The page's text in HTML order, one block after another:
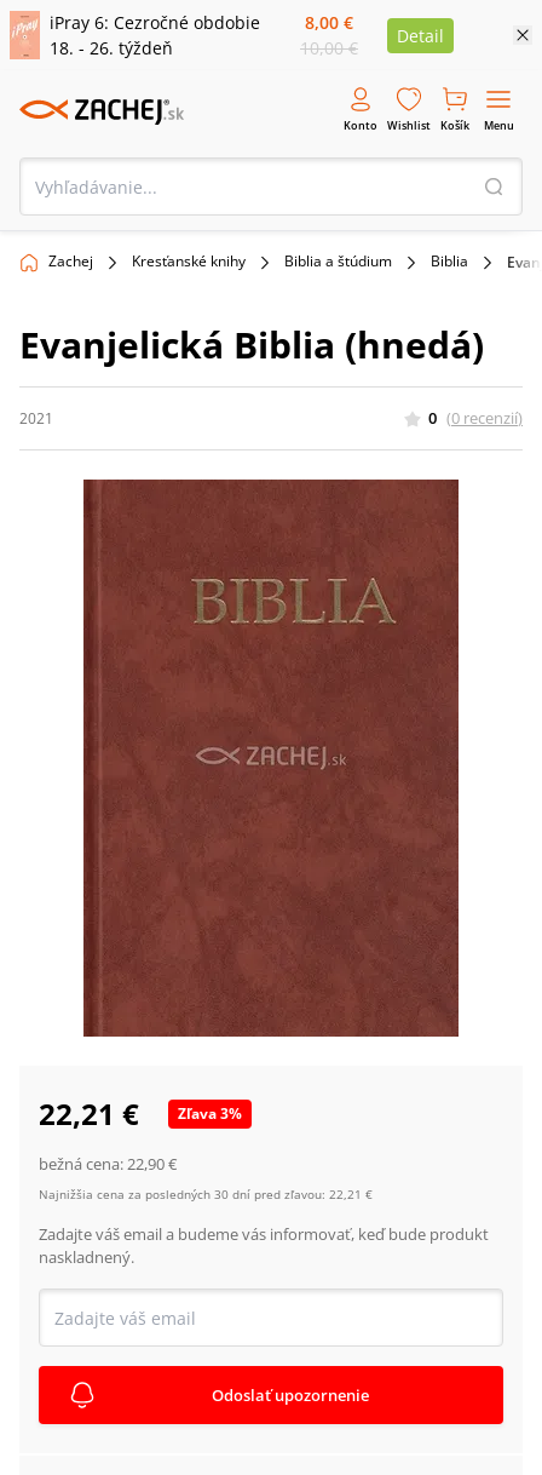
iPray 6: Cezročné obdobie
18. - 26. týždeň
8,00 €
10,00 €
Detail
Konto Wishlist Košík Menu
Zachej Kresťanské knihy Biblia a štúdium Biblia
Evanjelická Biblia (hnedá)
2021 0 (0 recenzií)
22,21 € Zľava3%
bežná cena:22,90 €
Najnižšia cena za posledných 30 dní pred zľavou: 22,21 €
Zadajte váš email a budeme vás informovať, keď bude produkt
naskladnený.
Odoslať upozornenie